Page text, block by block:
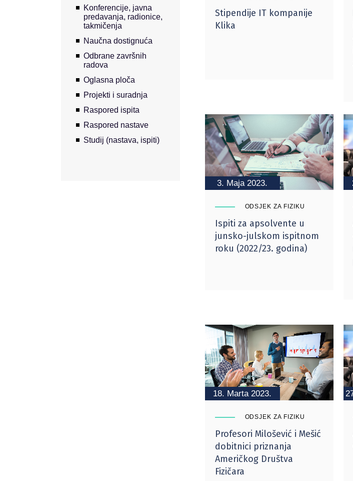
Stipendije IT kompanije
Klika
3. Maja 2023.
ODSJEK ZA FIZIKU
Ispiti za apsolvente u
junsko-julskom ispitnom
roku (2022/23. godina)
18. Marta 2023.
ODSJEK ZA FIZIKU
Profesori Milošević i Mešić
dobitnici priznanja
Američkog Društva
Fizičara
Konferencije, javna
predavanja, radionice,
takmičenja
Naučna dostignuća
Odbrane završnih
radova
Oglasna ploča
Projekti i suradnja
Raspored ispita
Raspored nastave
Studij (nastava, ispiti)